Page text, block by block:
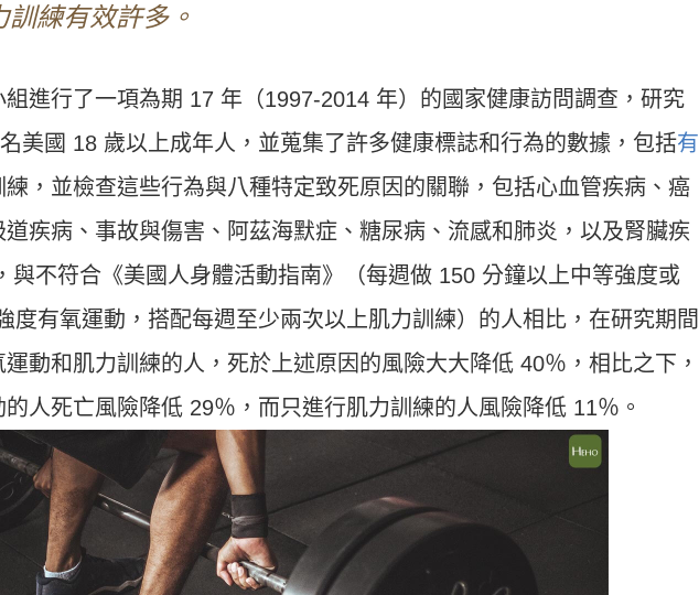
訓練有效許多。
進行了一項為期 17 年（1997-2014 年）的國家健康訪問調查，研究
美國 18 歲以上成年人，並蒐集了許多健康標誌和行為的數據，包括有
練，並檢查這些行為與八種特定致死原因的關聯，包括心血管疾病、癌
疾病、事故與傷害、阿茲海默症、糖尿病、流感和肺炎，以及腎臟疾
與不符合《美國人身體活動指南》（每週做 150 分鐘以上中等強度或
度有氧運動，搭配每週至少兩次以上肌力訓練）的人相比，在研究期間
動和肌力訓練的人，死於上述原因的風險大大降低 40％，相比之下，
的人死亡風險降低 29％，而只進行肌力訓練的人風險降低 11％。